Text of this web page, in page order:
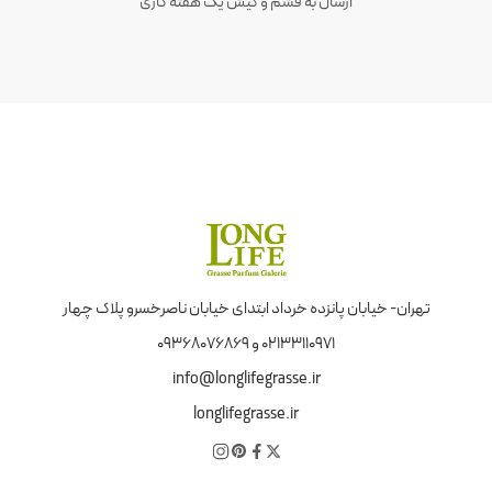
تهران- خیابان پانزده خرداد ابتدای خیابان ناصرخسرو پلاک چهار
02133110971 و 09368076869
info@longlifegrasse.ir
longlifegrasse.ir